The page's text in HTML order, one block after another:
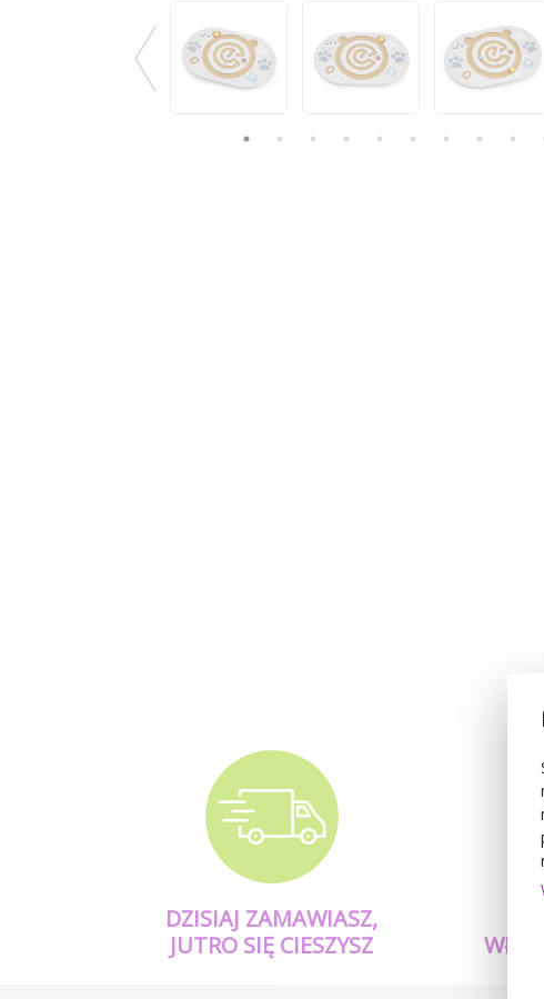
DZISIAJ ZAMAWIASZ,
JUTRO SIĘ CIESZYSZ